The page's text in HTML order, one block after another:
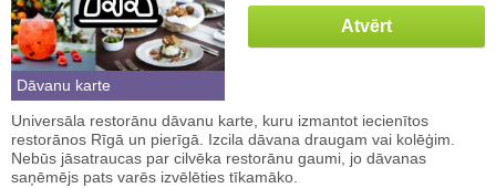
Dāvanu karte
Atvērt
Universāla restorānu dāvanu karte, kuru izmantot iecienītos
restorānos Rīgā un pierīgā. Izcila dāvana draugam vai kolēģim.
Nebūs jāsatraucas par cilvēka restorānu gaumi, jo dāvanas
saņēmējs pats varēs izvēlēties tīkamāko.